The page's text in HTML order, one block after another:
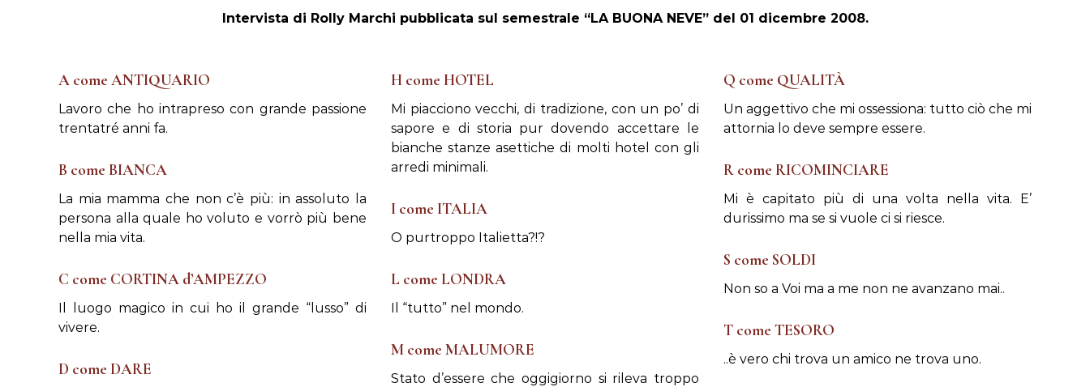
Intervista di Rolly Marchi pubblicata sul semestrale “LA BUONA NEVE” del 01 dicembre 2008.
A come ANTIQUARIO
Lavoro che ho intrapreso con grande passione
trentatré anni fa.
B come BIANCA
La mia mamma che non c’è più: in assoluto la
persona alla quale ho voluto e vorrò più bene
nella mia vita.
C come CORTINA d’AMPEZZO
Il luogo magico in cui ho il grande “lusso” di
vivere.
D come DARE
H come HOTEL
Mi piacciono vecchi, di tradizione, con un po’ di
sapore e di storia pur dovendo accettare le
bianche stanze asettiche di molti hotel con gli
arredi minimali.
I come ITALIA
O purtroppo Italietta?!?
L come LONDRA
Il “tutto” nel mondo.
M come MALUMORE
Stato d’essere che oggigiorno si rileva troppo
Q come QUALITÀ
Un aggettivo che mi ossessiona: tutto ciò che mi
attornia lo deve sempre essere.
R come RICOMINCIARE
Mi è capitato più di una volta nella vita. E’
durissimo ma se si vuole ci si riesce.
S come SOLDI
Non so a Voi ma a me non ne avanzano mai..
T come TESORO
..è vero chi trova un amico ne trova uno.